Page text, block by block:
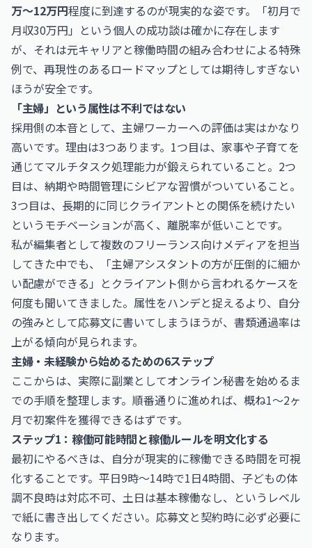
万〜12万円程度に到達するのが現実的な姿です。「初月で
月収30万円」という個人の成功談は確かに存在します
が、それは元キャリアと稼働時間の組み合わせによる特殊
例で、再現性のあるロードマップとしては期待しすぎない
ほうが安全です。
「主婦」という属性は不利ではない
採用側の本音として、主婦ワーカーへの評価は実はかなり
高いです。理由は3つあります。1つ目は、家事や子育てを
通じてマルチタスク処理能力が鍛えられていること。2つ
目は、納期や時間管理にシビアな習慣がついていること。
3つ目は、長期的に同じクライアントとの関係を続けたい
というモチベーションが高く、離脱率が低いことです。
私が編集者として複数のフリーランス向けメディアを担当
してきた中でも、「主婦アシスタントの方が圧倒的に細か
い配慮ができる」とクライアント側から言われるケースを
何度も聞いてきました。属性をハンデと捉えるより、自分
の強みとして応募文に書いてしまうほうが、書類通過率は
上がる傾向が見られます。
主婦・未経験から始めるための6ステップ
ここからは、実際に副業としてオンライン秘書を始めるま
での手順を整理します。順番通りに進めれば、概ね1〜2ヶ
月で初案件を獲得できるはずです。
ステップ1：稼働可能時間と稼働ルールを明文化する
最初にやるべきは、自分が現実的に稼働できる時間を可視
化することです。平日9時〜14時で1日4時間、子どもの体
調不良時は対応不可、土日は基本稼働なし、というレベル
で紙に書き出してください。応募文と契約時に必ず必要に
なります。